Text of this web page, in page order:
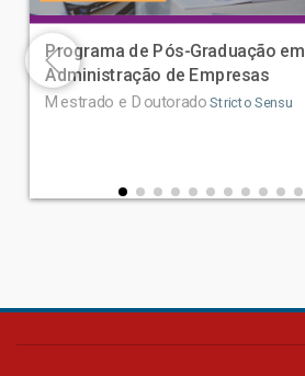
Programa de Pós-Graduação em
Administração de Empresas
Mestrado e Doutorado Stricto Sensu